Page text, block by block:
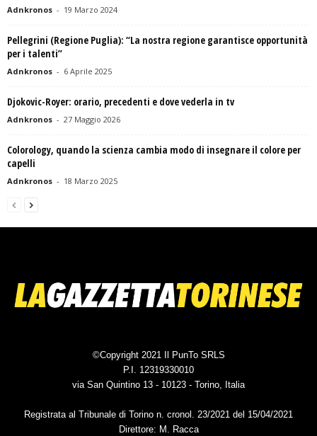
Adnkronos - 19 Marzo 2024
Pellegrini (Regione Puglia): “La nostra regione garantisce opportunità
per i talenti”
Adnkronos - 6 Aprile 2025
Djokovic-Royer: orario, precedenti e dove vederla in tv
Adnkronos - 27 Maggio 2026
Colorology, quando la scienza cambia modo di insegnare il colore per
capelli
Adnkronos - 18 Marzo 2025
©Copyright 2021 Il PunTo SRLS
P.I. 12319330010
via San Quintino 13 - 10123 - Torino, Italia
Registrata al Tribunale di Torino n. cronol. 23/2021 del 15/04/2021
Direttore: M. Racca